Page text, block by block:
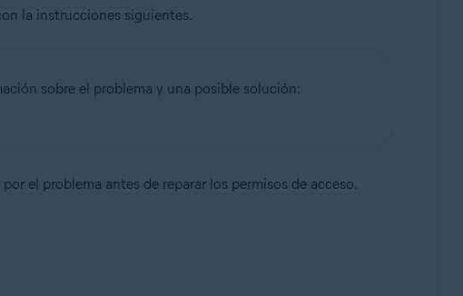
la instrucciones siguientes.
sobre el problema y una posible solución:
el problema antes de reparar los permisos de acceso.